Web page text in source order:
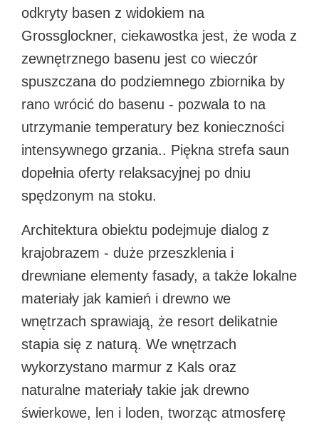
odkryty basen z widokiem na
Grossglockner, ciekawostka jest, że woda z
zewnętrznego basenu jest co wieczór
spuszczana do podziemnego zbiornika by
rano wrócić do basenu - pozwala to na
utrzymanie temperatury bez konieczności
intensywnego grzania.. Piękna strefa saun
dopełnia oferty relaksacyjnej po dniu
spędzonym na stoku.
Architektura obiektu podejmuje dialog z
krajobrazem - duże przeszklenia i
drewniane elementy fasady, a także lokalne
materiały jak kamień i drewno we
wnętrzach sprawiają, że resort delikatnie
stapia się z naturą. We wnętrzach
wykorzystano marmur z Kals oraz
naturalne materiały takie jak drewno
świerkowe, len i loden, tworząc atmosferę